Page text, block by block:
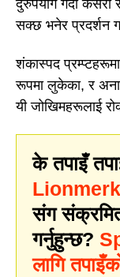
दुरुपयोग गर्दा कसरी
सक्छ भनेर प्रदर्शन
शंकास्पद
रूपमा लुकेका, र
यी जोखिमहरूलाई
के तपाइँ
संग
गर्नुहुन्छ?
लागि